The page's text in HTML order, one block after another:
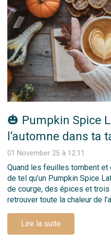
🎃 Pumpkin Spice
l’automne dans ta
01 November 25 à 12:11
Quand les feuilles tombent et
de tel qu’un Pumpkin Spice
de courge, des épices et
retrouver toute la chaleur de
Lire la suite